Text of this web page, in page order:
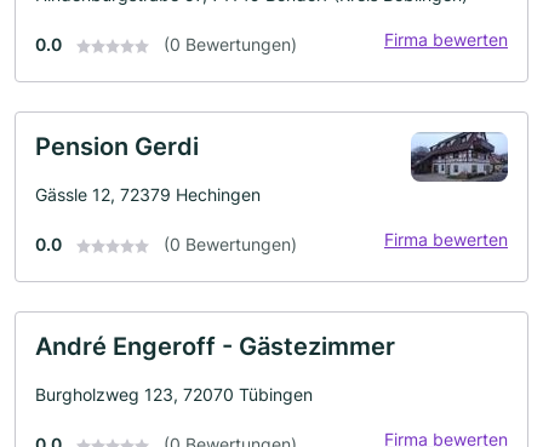
0.0 (0 Bewertungen) Firma bewerten
Pension Gerdi
Gässle 12, 72379 Hechingen
0.0 (0 Bewertungen) Firma bewerten
André Engeroff - Gästezimmer
Burgholzweg 123, 72070 Tübingen
Firma bewerten